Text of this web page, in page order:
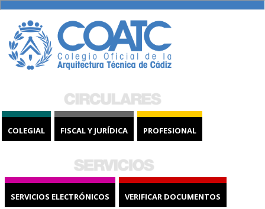
COLEGIAL FISCAL Y JURÍDICA PROFESIONAL
SERVICIOS ELECTRÓNICOS VERIFICAR DOCUMENTOS